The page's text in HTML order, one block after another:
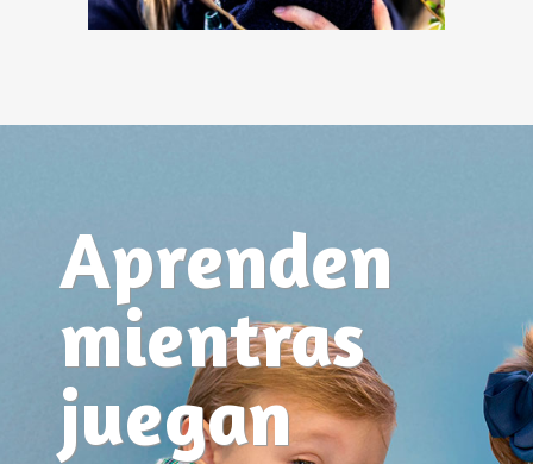
Aprenden
mientras
juegan